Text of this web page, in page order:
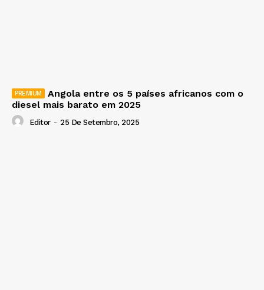
Angola entre os 5 países africanos com o
diesel mais barato em 2025
Editor - 25 De Setembro, 2025